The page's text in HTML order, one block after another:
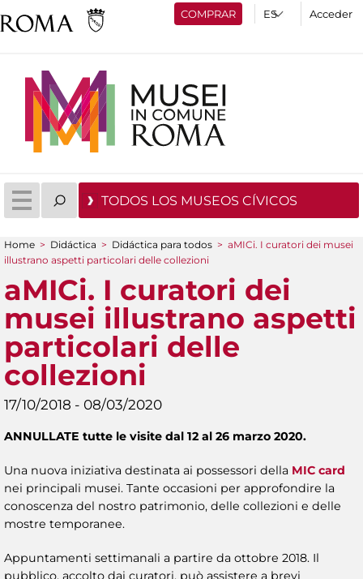
COMPRAR Acceder
TODOS LOS MUSEOS CÍVICOS
You are here
Home > Didáctica > Didáctica para todos > aMICi. I curatori dei musei
illustrano aspetti particolari delle collezioni
aMICi. I curatori dei
musei illustrano aspetti
particolari delle
collezioni
17/10/2018 - 08/03/2020
ANNULLATE tutte le visite dal 12 al 26 marzo 2020.
Una nuova iniziativa destinata ai possessori della MIC card
nei principali musei. Tante occasioni per approfondire la
conoscenza del nostro patrimonio, delle collezioni e delle
mostre temporanee.
Appuntamenti settimanali a partire da ottobre 2018. Il
pubblico, accolto dai curatori, può assistere a brevi